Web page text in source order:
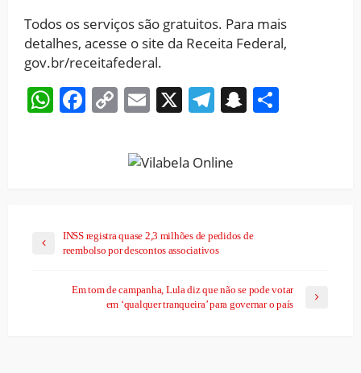
Todos os serviços são gratuitos. Para mais
detalhes, acesse o site da Receita Federal,
gov.br/receitafederal.
WhatsApp
Facebook
CopyEmail
X Telegram
Snapchat
INSS registra quase 2,3 milhões de pedidos de
reembolso por descontos associativos
Em tom de campanha, Lula diz que não se pode votar
em ‘qualquer tranqueira’ para governar o país